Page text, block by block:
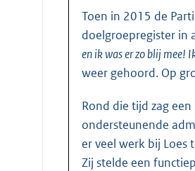
Toen in 2015 de
doelgroepregister in
en ik was er zo blij mee!
weer gehoord. Op
Rond die tijd zag
ondersteunende
er veel werk bij Loes
Zij stelde een